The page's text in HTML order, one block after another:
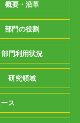
概要・沿革
部門の役割
部門利用状況
研究領域
ス